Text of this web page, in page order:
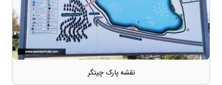
نقشه پارک چیتگر